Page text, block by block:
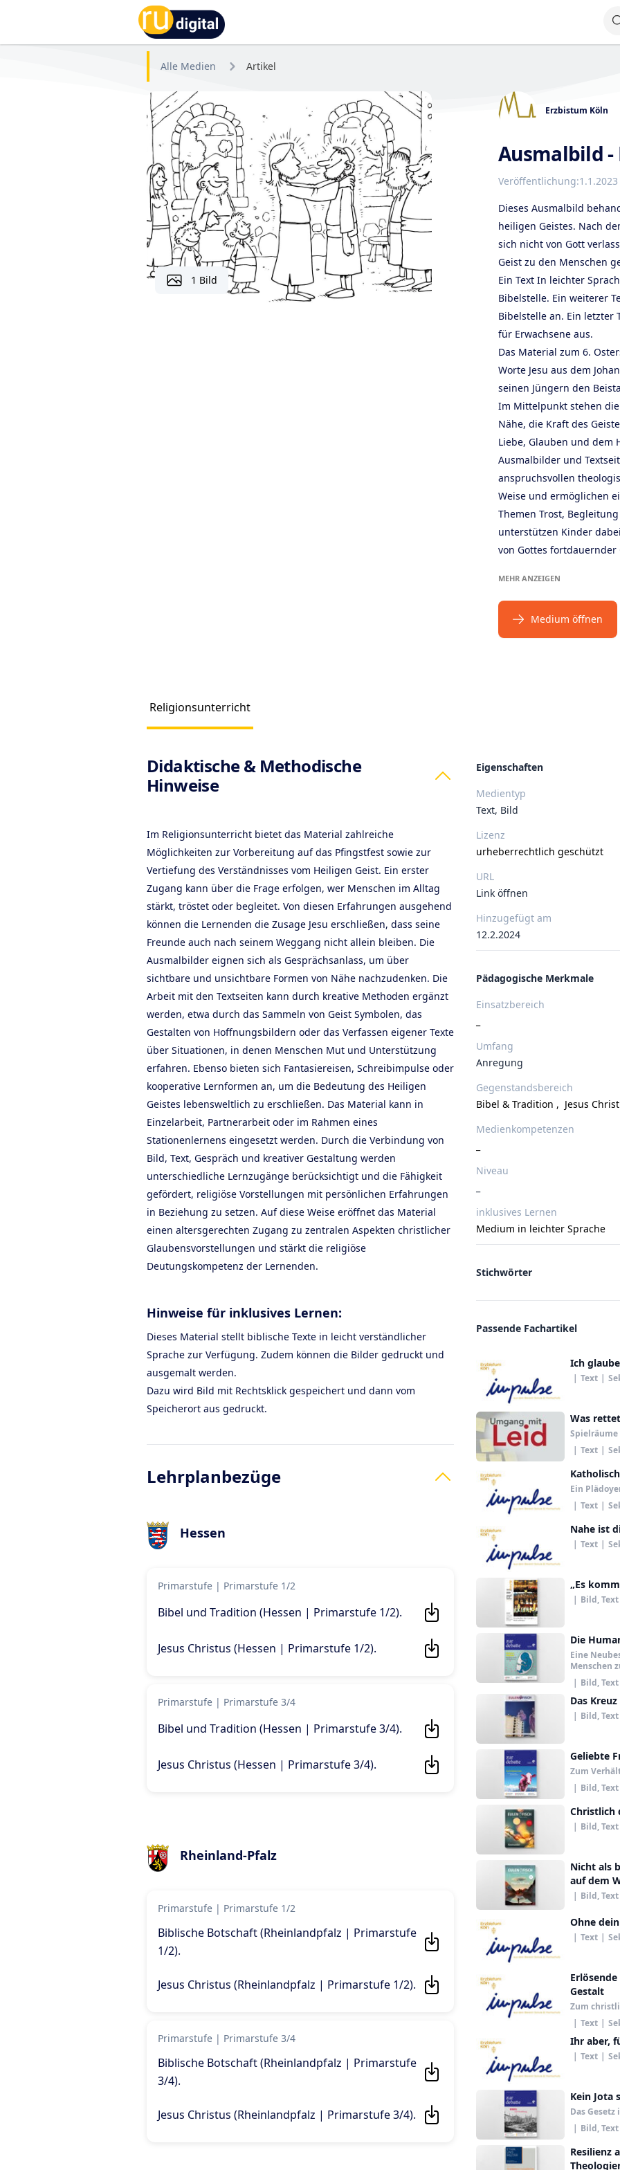
RU-digital
Alle Medien Artikel
1 Bild
Erzbistum Köln
Ausmalbild
Veröffentlichung:1.1.2023
Dieses Ausmalbild
heiligen Geistes. Nach
sich nicht von Gott
Geist zu den Menschen
Ein Text In leichter
Bibelstelle. Ein weiterer
Bibelstelle an. Ein letzter
für Erwachsene aus.
Das Material zum 6.
Worte Jesu aus dem
seinen Jüngern den
Im Mittelpunkt stehen
Nähe, die Kraft des
Liebe, Glauben und dem
Ausmalbilder und
anspruchsvollen
Weise und ermöglichen
Themen Trost,
unterstützen Kinder
von Gottes
MEHR ANZEIGEN
Medium öffnen
Religionsunterricht
Products
Didaktische & Methodische
Hinweise
Im Religionsunterricht bietet das Material zahlreiche
Möglichkeiten zur Vorbereitung auf das Pfingstfest sowie zur
Vertiefung des Verständnisses vom Heiligen Geist. Ein erster
Zugang kann über die Frage erfolgen, wer Menschen im Alltag
stärkt, tröstet oder begleitet. Von diesen Erfahrungen ausgehend
können die Lernenden die Zusage Jesu erschließen, dass seine
Freunde auch nach seinem Weggang nicht allein bleiben. Die
Ausmalbilder eignen sich als Gesprächsanlass, um über
sichtbare und unsichtbare Formen von Nähe nachzudenken. Die
Arbeit mit den Textseiten kann durch kreative Methoden ergänzt
werden, etwa durch das Sammeln von Geist Symbolen, das
Gestalten von Hoffnungsbildern oder das Verfassen eigener Texte
über Situationen, in denen Menschen Mut und Unterstützung
erfahren. Ebenso bieten sich Fantasiereisen, Schreibimpulse oder
kooperative Lernformen an, um die Bedeutung des Heiligen
Geistes lebensweltlich zu erschließen. Das Material kann in
Einzelarbeit, Partnerarbeit oder im Rahmen eines
Stationenlernens eingesetzt werden. Durch die Verbindung von
Bild, Text, Gespräch und kreativer Gestaltung werden
unterschiedliche Lernzugänge berücksichtigt und die Fähigkeit
gefördert, religiöse Vorstellungen mit persönlichen Erfahrungen
in Beziehung zu setzen. Auf diese Weise eröffnet das Material
einen altersgerechten Zugang zu zentralen Aspekten christlicher
Glaubensvorstellungen und stärkt die religiöse
Deutungskompetenz der Lernenden.
Hinweise für inklusives Lernen:
Dieses Material stellt biblische Texte in leicht verständlicher
Sprache zur Verfügung. Zudem können die Bilder gedruckt und
ausgemalt werden.
Dazu wird Bild mit Rechtsklick gespeichert und dann vom
Speicherort aus gedruckt.
Lehrplanbezüge
Hessen
Primarstufe | Primarstufe 1/2
Bibel und Tradition (Hessen | Primarstufe 1/2).
Jesus Christus (Hessen | Primarstufe 1/2).
Primarstufe | Primarstufe 3/4
Bibel und Tradition (Hessen | Primarstufe 3/4).
Jesus Christus (Hessen | Primarstufe 3/4).
Rheinland-Pfalz
Primarstufe | Primarstufe 1/2
Biblische Botschaft (Rheinlandpfalz | Primarstufe
1/2).
Jesus Christus (Rheinlandpfalz | Primarstufe 1/2).
Primarstufe | Primarstufe 3/4
Biblische Botschaft (Rheinlandpfalz | Primarstufe
3/4).
Jesus Christus (Rheinlandpfalz | Primarstufe 3/4).
Eigenschaften
Medientyp
Text, Bild
Lizenz
urheberrechtlich geschützt
URL
Link öffnen
Hinzugefügt am
12.2.2024
Pädagogische Merkmale
Einsatzbereich
Umfang
Anregung
Gegenstandsbereich
Bibel & Tradition , Jesus
Medienkompetenzen
Niveau
inklusives Lernen
Medium in leichter Sprache
Stichwörter
Passende Fachartikel
Ich
| Text |
Was
| Text |
Ein
| Text |
Nahe ist
| Text |
„Es
| Bild, Text
Die
Eine
Menschen
| Bild, Text
Das
| Bild, Text
Geliebte
Zum
| Bild, Text
Christlich
| Bild, Text
Nicht als
auf dem
| Bild, Text
Ohne
| Text |
Gestalt
Zum
| Text |
Ihr aber,
| Text |
Kein Jota
Das
| Bild, Text
Resilienz